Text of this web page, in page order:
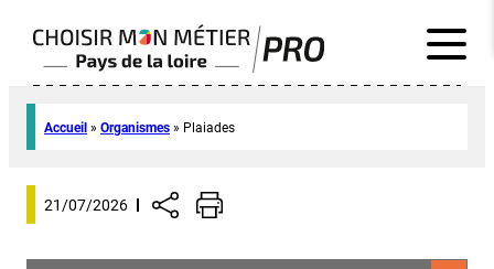
Accueil » Organismes » Plaiades
21/07/2026